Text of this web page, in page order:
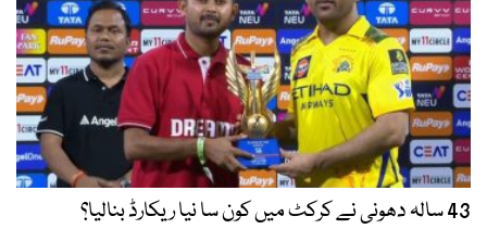
43 سالہ دھونی نے کرکٹ میں کون سا نیا ریکارڈ بنالیا؟